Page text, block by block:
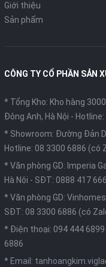
Giới thiệu
Sản phẩm
CÔNG TY CỔ PHẦN SẢN
* Tổng Kho: Kho hàng
Đông Anh, Hà Nội -
* Showroom: Đường Đản
Hotline: 08 3300 6886 (có
* Văn phòng GD: Imperia
Hà Nội - SĐT: 0888 417
* Văn phòng GD:
SĐT: 08 3300 6886 (có
* Điện thoại: 094 444 6899
6886
* Email: